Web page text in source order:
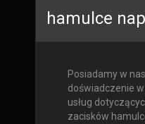
hamulce
Posiadamy w
doświadczenie
usług
zacisków